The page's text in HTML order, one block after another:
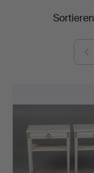
EndpreiseSortieren